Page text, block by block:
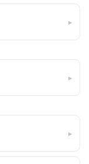
▸
▸
▸